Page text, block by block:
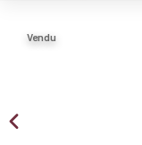
Vendu